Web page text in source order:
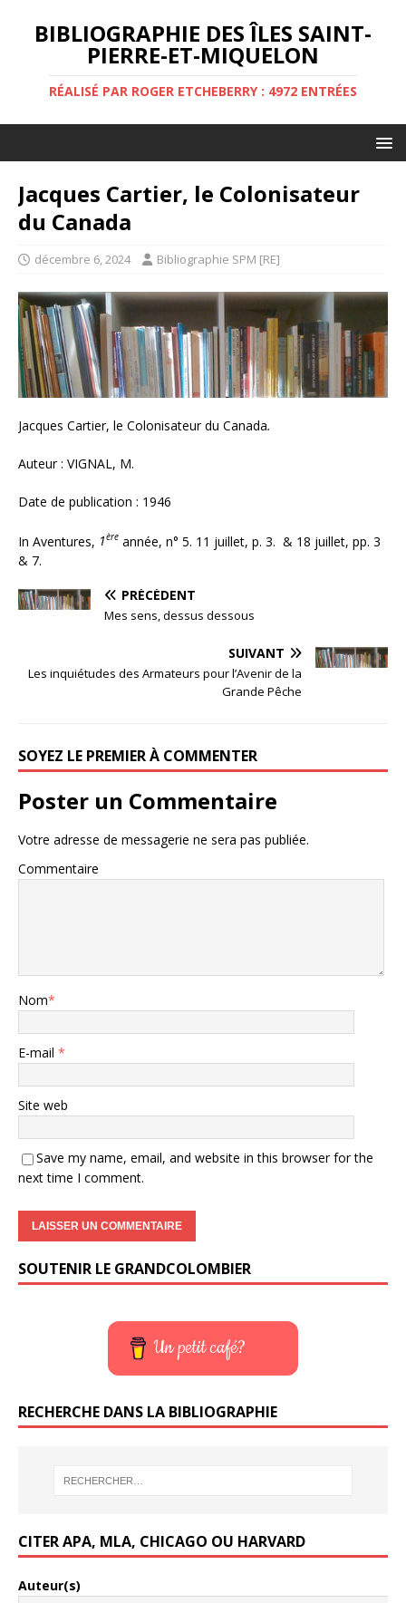
BIBLIOGRAPHIE DES ÎLES SAINT-
PIERRE-ET-MIQUELON
RÉALISÉ PAR ROGER ETCHEBERRY : 4972 ENTRÉES
Jacques Cartier, le Colonisateur
du Canada
décembre 6, 2024 Bibliographie SPM [RE]
Jacques Cartier, le Colonisateur du Canada.
Auteur : VIGNAL, M.
Date de publication : 1946
In Aventures, 1ère année, n° 5. 11 juillet, p. 3. & 18 juillet, pp. 3
& 7.
PRÉCÉDENT
Mes sens, dessus dessous
SUIVANT
Les inquiétudes des Armateurs pour l’Avenir de la
Grande Pêche
SOYEZ LE PREMIER À COMMENTER
Poster un Commentaire
Votre adresse de messagerie ne sera pas publiée.
Commentaire
Nom*
E-mail *
Site web
Save my name, email, and website in this browser for the
next time I comment.
SOUTENIR LE GRANDCOLOMBIER
Un petit café?
RECHERCHE DANS LA BIBLIOGRAPHIE
CITER APA, MLA, CHICAGO OU HARVARD
Auteur(s)